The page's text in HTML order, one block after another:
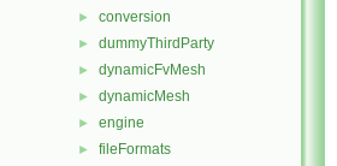
► conversion
► dummyThirdParty
► dynamicFvMesh
► dynamicMesh
► engine
► fileFormats